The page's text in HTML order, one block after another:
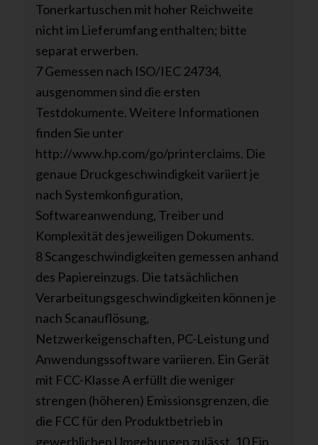
Tonerkartuschen mit hoher Reichweite
nicht im Lieferumfang enthalten; bitte
separat erwerben.
7 Gemessen nach ISO/IEC 24734,
ausgenommen sind die ersten
Testdokumente. Weitere Informationen
finden Sie unter
http://www.hp.com/go/printerclaims. Die
genaue Druckgeschwindigkeit variiert je
nach Systemkonfiguration,
Softwareanwendung, Treiber und
Komplexität des jeweiligen Dokuments.
8 Scangeschwindigkeiten gemessen anhand
des Papiereinzugs. Die tatsächlichen
Verarbeitungsgeschwindigkeiten können je
nach Scanauflösung,
Netzwerkeigenschaften, PC-Leistung und
Anwendungssoftware variieren. Ein Gerät
mit FCC-Klasse A erfüllt die weniger
strengen (höheren) Emissionsgrenzen, die
die FCC für den Produktbetrieb in
gewerblichen Umgebungen zulässt. 10 Ein